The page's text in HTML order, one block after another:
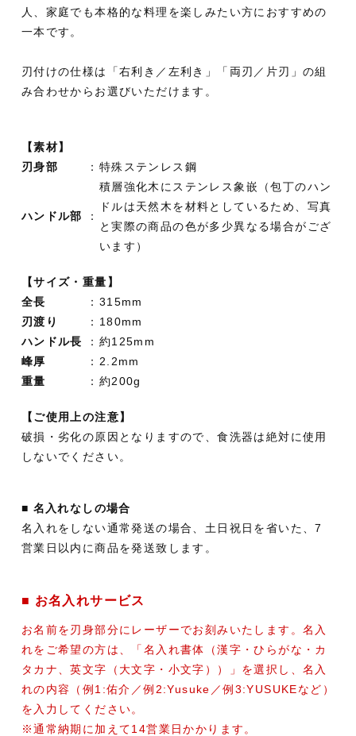
人、家庭でも本格的な料理を楽しみたい方におすすめの
一本です。
刃付けの仕様は「右利き／左利き」「両刃／片刃」の組
み合わせからお選びいただけます。
【素材】
刃身部
： 特殊ステンレス鋼
ハンドル部 ：
積層強化木にステンレス象嵌（包丁のハン
ドルは天然木を材料としているため、写真
と実際の商品の色が多少異なる場合がござ
います）
【サイズ・重量】
全長
： 315mm
刃渡り
： 180mm
ハンドル長
： 約125mm
峰厚
： 2.2mm
重量
： 約200g
【ご使用上の注意】
破損・劣化の原因となりますので、食洗器は絶対に使用
しないでください。
■ 名入れなしの場合
名入れをしない通常発送の場合、土日祝日を省いた、7
営業日以内に商品を発送致します。
■ お名入れサービス
お名前を刃身部分にレーザーでお刻みいたします。名入
れをご希望の方は、「名入れ書体（漢字・ひらがな・カ
タカナ、英文字（大文字・小文字））」を選択し、名入
れの内容（例1:佑介／例2:Yusuke／例3:YUSUKEなど）
を入力してください。
※通常納期に加えて14営業日かかります。